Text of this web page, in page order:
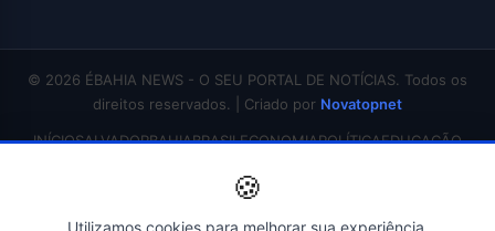
© 2026 ÉBAHIA NEWS - O SEU PORTAL DE NOTÍCIAS. Todos os
direitos reservados. | Criado por Novatopnet
INÍCIOSALVADORBAHIABRASILECONOMIAPOLÍTICAEDUCAÇÃO
ENTRETENIMENTO
🍪
Utilizamos cookies para melhorar sua experiência.